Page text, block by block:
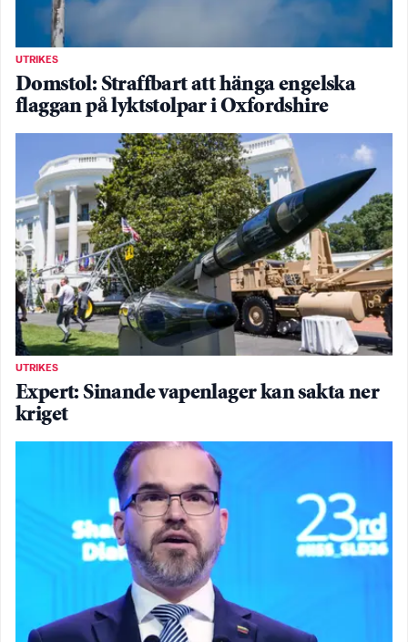
UTRIKES
Domstol: Straffbart att hänga engelska
flaggan på lyktstolpar i Oxfordshire
UTRIKES
Expert: Sinande vapenlager kan sakta ner
kriget